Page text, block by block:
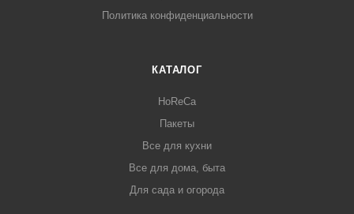
Политика конфиденциальности
КАТАЛОГ
HoReCa
Пакеты
Все для кухни
Все для дома, быта
Для сада и огорода